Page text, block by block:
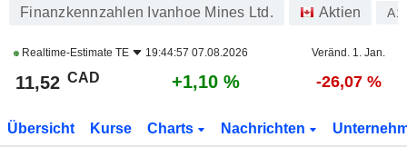
Finanzkennzahlen Ivanhoe Mines Ltd. Aktien
Realtime-Estimate TE 19:44:57 07.08.2026 Veränd. 1. Jan.
11,52 CAD +1,10 % -26,07 %
Übersicht Kurse Charts Nachrichten